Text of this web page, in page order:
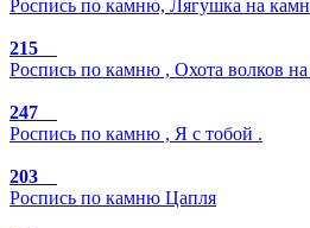
Роспись по камню, Лягушка на
215
Роспись по камню , Охота волков на
247
Роспись по камню , Я с тобой .
203
Роспись по камню Цапля